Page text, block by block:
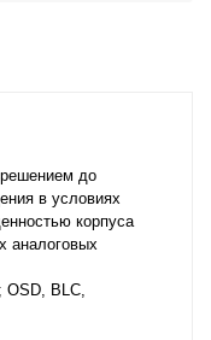
до
в условиях
корпуса
аналоговых
BLC,